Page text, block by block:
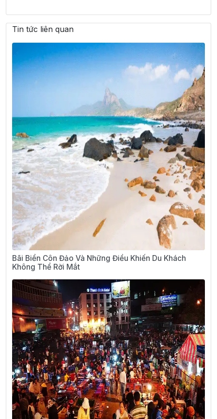
Tin tức liên quan
Bãi Biển Côn Đảo Và Những Điều Khiến Du Khách
Không Thể Rời Mắt